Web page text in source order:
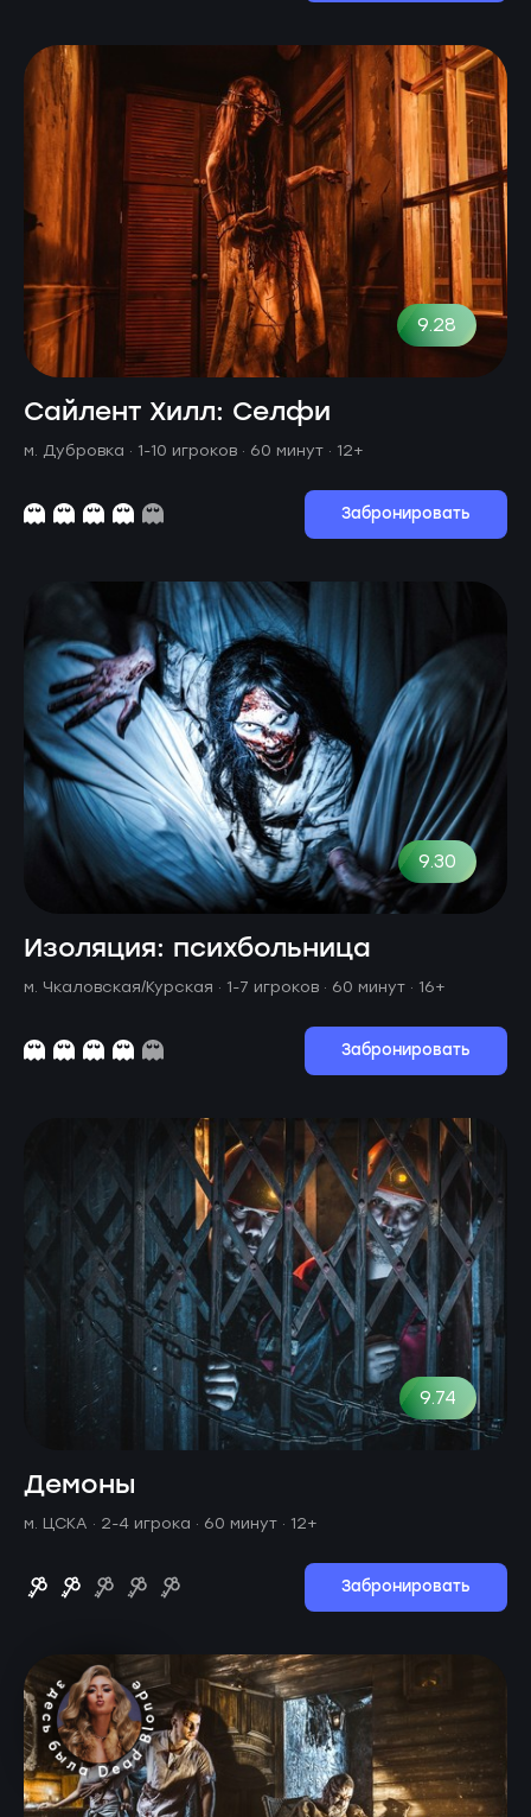
9.28
Сайлент Хилл: Селфи
м. Дубровка · 1-10 игроков · 60 минут · 12+
Забронировать
9.30
Изоляция: психбольница
м. Чкаловская/Курская · 1-7 игроков · 60 минут · 16+
Забронировать
9.74
Демоны
м. ЦСКА · 2-4 игрока · 60 минут · 12+
Забронировать